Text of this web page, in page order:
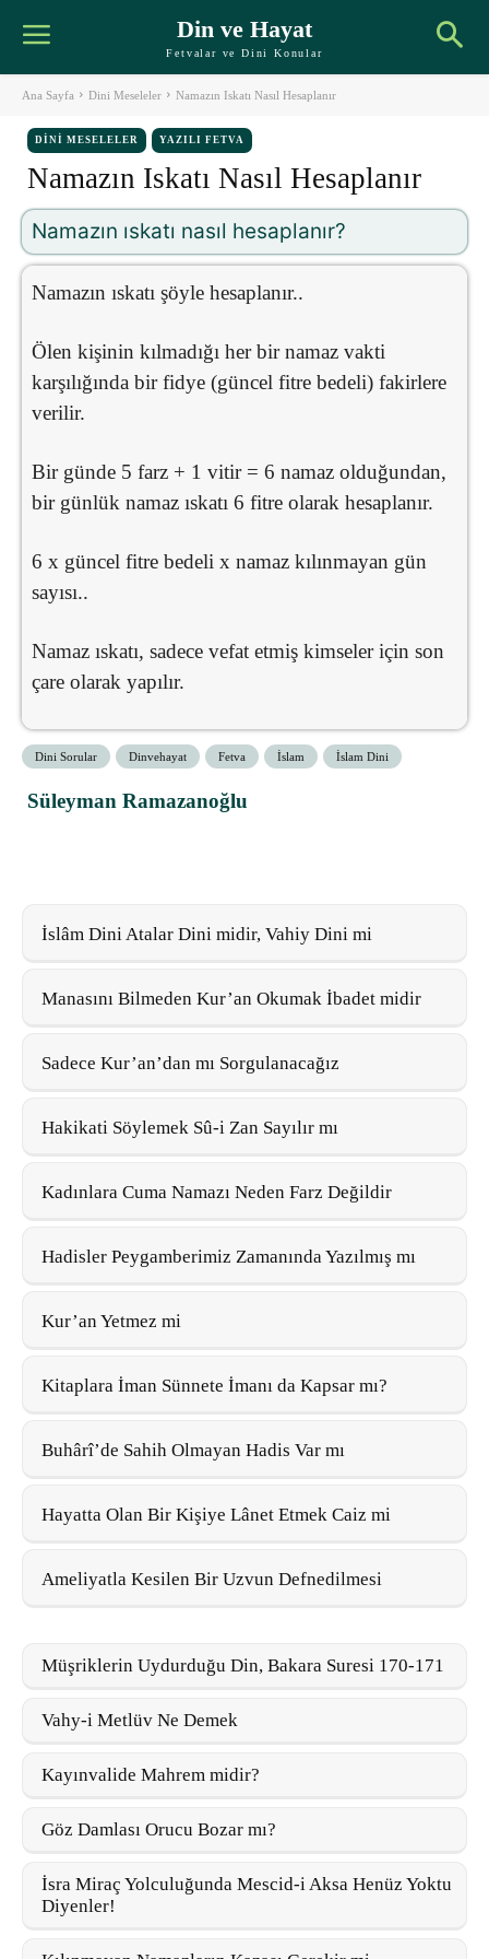
Din ve Hayat
Fetvalar ve Dini Konular
Ana Sayfa Dini Meseleler Namazın Iskatı Nasıl Hesaplanır
DINI MESELELER YAZILI FETVA
Namazın Iskatı Nasıl Hesaplanır
Namazın ıskatı nasıl hesaplanır?
Namazın ıskatı şöyle hesaplanır..
Ölen kişinin kılmadığı her bir namaz vakti
karşılığında bir fidye (güncel fitre bedeli) fakirlere
verilir.
Bir günde 5 farz + 1 vitir = 6 namaz olduğundan,
bir günlük namaz ıskatı 6 fitre olarak hesaplanır.
6 x güncel fitre bedeli x namaz kılınmayan gün
sayısı..
Namaz ıskatı, sadece vefat etmiş kimseler için son
çare olarak yapılır.
Dini Sorular Dinvehayat Fetva İslam İslam Dini
Süleyman Ramazanoğlu
İslâm Dini Atalar Dini midir, Vahiy Dini mi
Manasını Bilmeden Kur’an Okumak İbadet midir
Sadece Kur’an’dan mı Sorgulanacağız
Hakikati Söylemek Sû-i Zan Sayılır mı
Kadınlara Cuma Namazı Neden Farz Değildir
Hadisler Peygamberimiz Zamanında Yazılmış mı
Kur’an Yetmez mi
Kitaplara İman Sünnete İmanı da Kapsar mı?
Buhârî’de Sahih Olmayan Hadis Var mı
Hayatta Olan Bir Kişiye Lânet Etmek Caiz mi
Ameliyatla Kesilen Bir Uzvun Defnedilmesi
Müşriklerin Uydurduğu Din, Bakara Suresi 170-171
Vahy-i Metlüv Ne Demek
Kayınvalide Mahrem midir?
Göz Damlası Orucu Bozar mı?
İsra Miraç Yolculuğunda Mescid-i Aksa Henüz Yoktu
Diyenler!